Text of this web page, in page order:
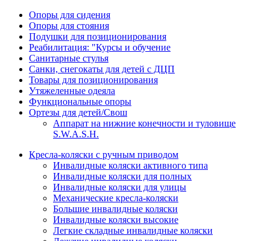
Опоры для сидения
Опоры для стояния
Подушки для позиционирования
Реабилитация: "Курсы и обучение
Санитарные стулья
Санки, снегокаты для детей с ДЦП
Товары для позиционирования
Утяжеленные одеяла
Функциональные опоры
Ортезы для детей/Свош
Аппарат на нижние конечности и туловище
S.W.A.S.H.
Кресла-коляски с ручным приводом
Инвалидные коляски активного типа
Инвалидные коляски для полных
Инвалидные коляски для улицы
Механические кресла-коляски
Большие инвалидные коляски
Инвалидные коляски высокие
Легкие складные инвалидные коляски